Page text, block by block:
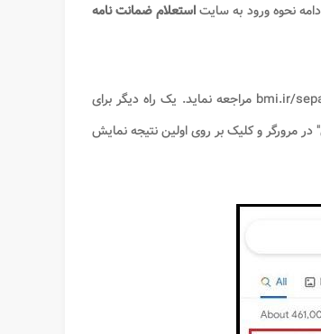
نحوه ورود به سایتاستعلام ضمانت نامه
به آدرس bmi.ir/sepaminquery مراجعه نماید. یک راه دیگر برای
" در مرورگر و کلیک بر روی اولین نتیجه نمایش